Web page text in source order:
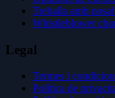
Treballa amb
Whistleblower
Legal
Termes i
Política de